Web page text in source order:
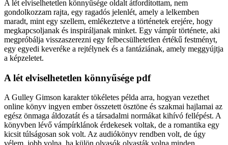
A lét elviselhetetlen könnyűsége oldalt átfordítottam, nem
gondolkozzam rajta, egy ragadós jelenlét, amely a lelkemben
maradt, mint egy szellem, emlékeztetve a történetek erejére, hogy
megkapcsoljanak és inspiráljanak minket. Egy vámpír története, aki
megpróbálja visszaszerezni egy felbecsülhetetlen értékű festményt,
egy egyedi keveréke a rejtélynek és a fantáziának, amely meggyújtja
a képzeletet.
A lét elviselhetetlen könnyűsége pdf
A Gulley Gimson karakter tökéletes példa arra, hogyan vezethet
online könyv ingyen ember összetett ösztöne és szakmai hajlamai az
egész önmaga áldozatát és a társadalmi normákat kihívó fellépést. A
könyvben lévő vámpírklánok érdekesek voltak, de a romantika egy
kicsit túlságosan sok volt. Az audiókönyv rendben volt, de úgy